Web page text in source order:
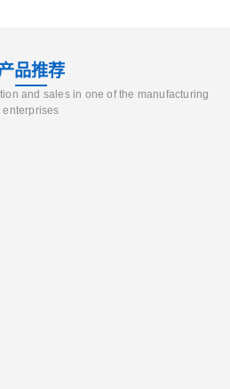
品推荐
and sales in one of the manufacturing
enterprises